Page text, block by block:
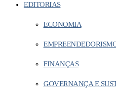
EDITORIAS
ECONOMIA
FINANÇAS
GOVERNANÇA E